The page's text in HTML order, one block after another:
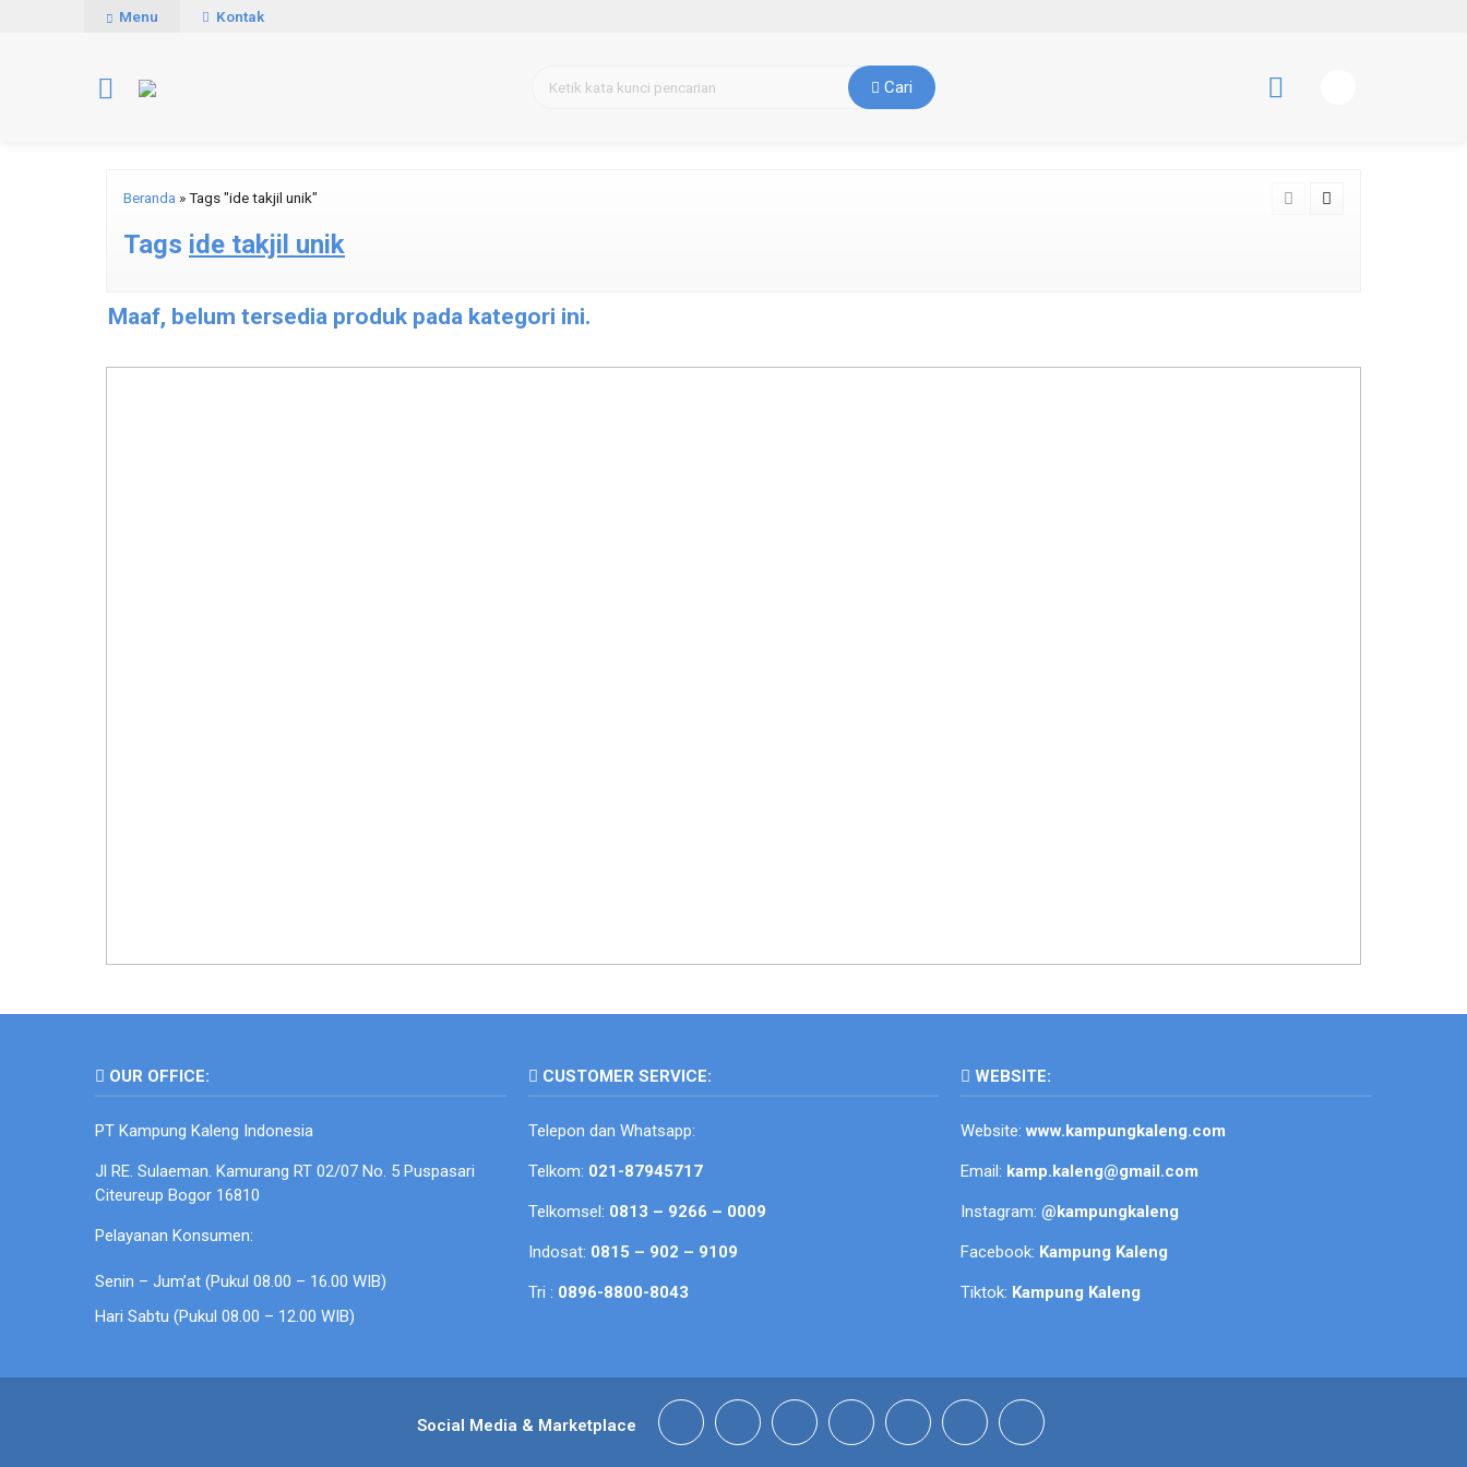
Menu Kontak
Cari
Beranda »Tags "ide takjil unik"
Tags ide takjil unik
Maaf, belum tersedia produk pada kategori ini.
OUR OFFICE:
PT Kampung Kaleng Indonesia
Jl RE. Sulaeman. Kamurang RT 02/07 No. 5 Puspasari
Citeureup Bogor 16810
Pelayanan Konsumen:
Senin – Jum’at (Pukul 08.00 – 16.00 WIB)
Hari Sabtu (Pukul 08.00 – 12.00 WIB)
CUSTOMER SERVICE:
Telepon dan Whatsapp:
Telkom: 021-87945717
Telkomsel: 0813 – 9266 – 0009
Indosat: 0815 – 902 – 9109
Tri : 0896-8800-8043
WEBSITE:
Website:www.kampungkaleng.com
Email: kamp.kaleng@gmail.com
Instagram:@kampungkaleng
Facebook: Kampung Kaleng
Tiktok: Kampung Kaleng
Social Media & Marketplace